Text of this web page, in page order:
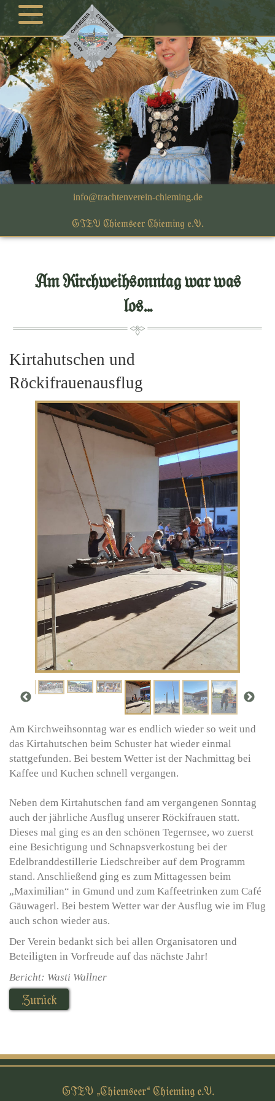
GTEV Chiemseer Chieming e.V.
Am Kirchweihsonntag war was
los...
Kirtahutschen und
Röckifrauenausflug
Am Kirchweihsonntag war es endlich wieder so weit und
das Kirtahutschen beim Schuster hat wieder einmal
stattgefunden. Bei bestem Wetter ist der Nachmittag bei
Kaffee und Kuchen schnell vergangen.
Neben dem Kirtahutschen fand am vergangenen Sonntag
auch der jährliche Ausflug unserer Röckifrauen statt.
Dieses mal ging es an den schönen Tegernsee, wo zuerst
eine Besichtigung und Schnapsverkostung bei der
Edelbranddestillerie Liedschreiber auf dem Programm
stand. Anschließend ging es zum Mittagessen beim
„Maximilian“ in Gmund und zum Kaffeetrinken zum Café
Gäuwagerl. Bei bestem Wetter war der Ausflug wie im Flug
auch schon wieder aus.
Der Verein bedankt sich bei allen Organisatoren und
Beteiligten in Vorfreude auf das nächste Jahr!
Bericht: Wasti Wallner
Zurück
GTEV „Chiemseer“ Chieming e.V.